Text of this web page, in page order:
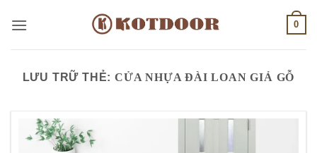
qua
0
LƯU TRỮ THẺ:CỬA NHỰA ĐÀI LOAN GIẢ GỖ